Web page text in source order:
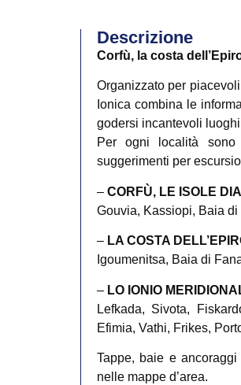
Descrizione
Corfù, la costa
Organizzato per
Ionica combina le
godersi incantevoli
Per ogni località sono
suggerimenti per
– CORFÙ, LE ISOLE
Gouvia, Kassiopi, Baia
– LA COSTA
Igoumenitsa, Baia di
– LO IONIO
Lefkada, Sivota,
Efimia, Vathi, Frikes,
Tappe, baie e
nelle mappe d’area.